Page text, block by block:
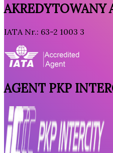
AKREDYTOWANY
IATA Nr.: 63-2 1003 3
AGENT PKP